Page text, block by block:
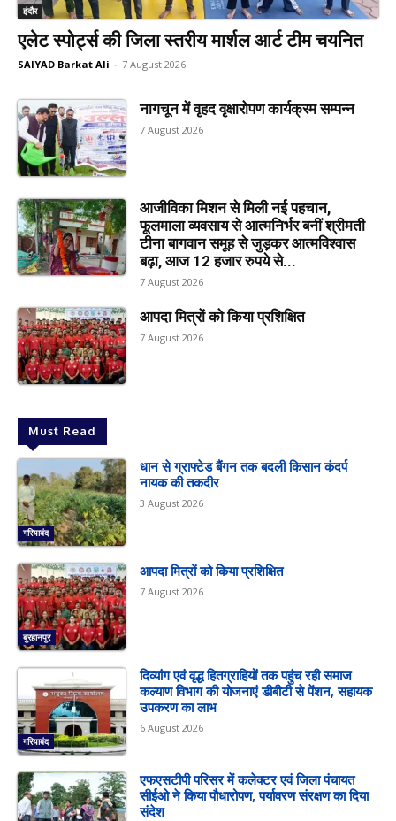
इंदौर
एलेट स्पोर्ट्स की जिला स्तरीय मार्शल आर्ट टीम चयनित
SAIYAD Barkat Ali - 7 August 2026
नागचून में वृहद वृक्षारोपण कार्यक्रम सम्पन्न
7 August 2026
आजीविका मिशन से मिली नई पहचान,
फूलमाला व्यवसाय से आत्मनिर्भर बनीं श्रीमती
टीना बागवान समूह से जुड़कर आत्मविश्वास
बढ़ा, आज 12 हजार रुपये से...
7 August 2026
आपदा मित्रों को किया प्रशिक्षित
7 August 2026
Must Read
गरियाबंद
धान से ग्राफ्टेड बैंगन तक बदली किसान कंदर्प
नायक की तकदीर
3 August 2026
बुरहानपुर
आपदा मित्रों को किया प्रशिक्षित
7 August 2026
गरियाबंद
दिव्यांग एवं वृद्ध हितग्राहियों तक पहुंच रही समाज
कल्याण विभाग की योजनाएं डीबीटी से पेंशन, सहायक
उपकरण का लाभ
6 August 2026
एफएसटीपी परिसर में कलेक्टर एवं जिला पंचायत
सीईओ ने किया पौधारोपण, पर्यावरण संरक्षण का दिया
संदेश